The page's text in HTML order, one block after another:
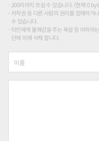
200자까지 쓰실 수 있습니다. (현재 0
저작권 등 다른 사람의 권리를 침해하거
수 있습니다.
타인에게 불쾌감을 주는 욕설 등 비하하
단에 의해 삭제 합니다.